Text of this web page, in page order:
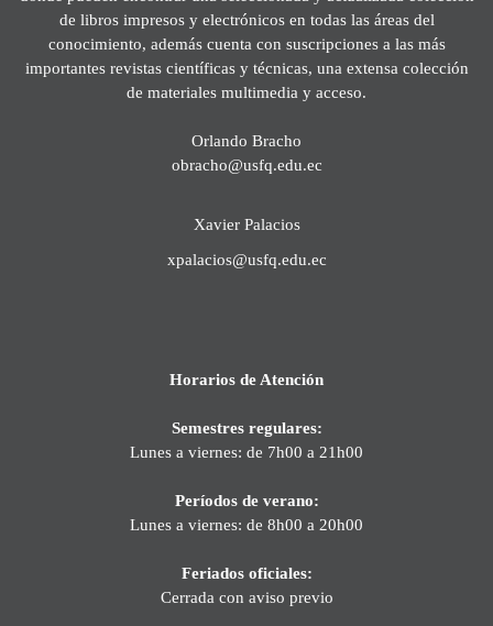
de libros impresos y electrónicos en todas las áreas del
conocimiento, además cuenta con suscripciones a las más
importantes revistas científicas y técnicas, una extensa colección
de materiales multimedia y acceso.
Orlando Bracho
obracho@usfq.edu.ec
Xavier Palacios
xpalacios@usfq.edu.ec
Horarios de Atención
Semestres regulares:
Lunes a viernes: de 7h00 a 21h00
Períodos de verano:
Lunes a viernes: de 8h00 a 20h00
Feriados oficiales:
Cerrada con aviso previo